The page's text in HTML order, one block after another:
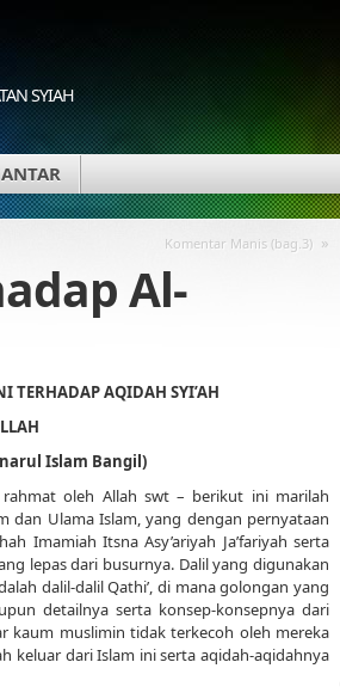
SYIAH
Komentar Manis (bag.3) »
Al-
TERHADAP AQIDAH SYI’AH
Islam Bangil)
oleh Allah swt – berikut ini marilah
dan Ulama Islam, yang dengan pernyataan
Imamiah Itsna Asy’ariyah Ja’fariyah serta
lepas dari busurnya. Dalil yang digunakan
dalil-dalil Qathi’, di mana golongan yang
detailnya serta konsep-konsepnya dari
kaum muslimin tidak terkecoh oleh mereka
keluar dari Islam ini serta aqidah-aqidahnya